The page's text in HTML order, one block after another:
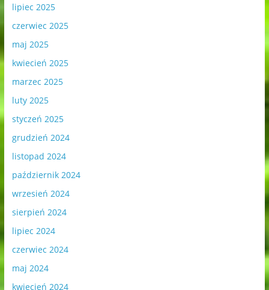
lipiec 2025
czerwiec 2025
maj 2025
kwiecień 2025
marzec 2025
luty 2025
styczeń 2025
grudzień 2024
listopad 2024
październik 2024
wrzesień 2024
sierpień 2024
lipiec 2024
czerwiec 2024
maj 2024
kwiecień 2024